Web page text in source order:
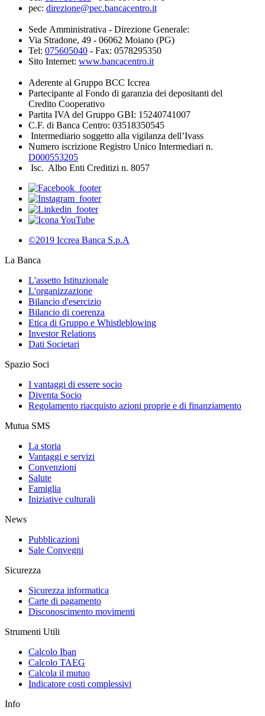
pec: direzione@pec.bancacentro.it
Sede Amministrativa - Direzione Generale:
Via Stradone, 49 - 06062 Moiano (PG)
Tel: 075605040 - Fax: 0578295350
Sito Internet: www.bancacentro.it
Aderente al Gruppo BCC Iccrea
Partecipante al Fondo di garanzia dei depositanti del
Credito Cooperativo
Partita IVA del Gruppo GBI: 15240741007
C.F. di Banca Centro: 03518350545
Intermediario soggetto alla vigilanza dell’Ivass
Numero iscrizione Registro Unico Intermediari n.
D000553205
Isc. Albo Enti Creditizi n. 8057
©2019 Iccrea Banca S.p.A
La Banca
L'assetto Istituzionale
L'organizzazione
Bilancio d'esercizio
Bilancio di coerenza
Etica di Gruppo e Whistleblowing
Investor Relations
Dati Societari
Spazio Soci
I vantaggi di essere socio
Diventa Socio
Regolamento riacquisto azioni proprie e di finanziamento
Mutua SMS
La storia
Vantaggi e servizi
Convenzioni
Salute
Famiglia
Iniziative culturali
News
Pubblicazioni
Sale Convegni
Sicurezza
Sicurezza informatica
Carte di pagamento
Disconoscimento movimenti
Strumenti Utili
Calcolo Iban
Calcolo TAEG
Calcola il mutuo
Indicatore costi complessivi
Info